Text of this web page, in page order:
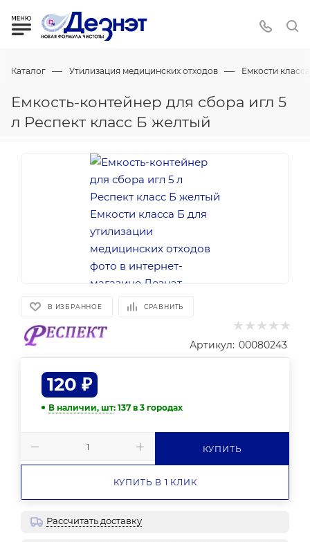
Каталог — Утилизация медицинских отходов — Емкости
Емкость-контейнер для сбора игл 5
л Респект класс Б желтый
В ИЗБРАННОЕ СРАВНИТЬ
Артикул: 00080243
120 ₽
В наличии, шт: 137 в 3 городах
КУПИТЬ
КУПИТЬ В 1 КЛИК
Рассчитать доставку